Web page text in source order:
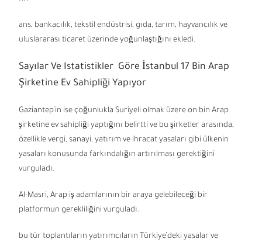
ans, bankacılık, tekstil endüstrisi, gıda, tarım, hayvancılık ve
uluslararası ticaret üzerinde yoğunlaştığını ekledi.
Sayılar Ve Istatistikler Göre İstanbul 17 Bin Arap
Şirketine Ev Sahipliği Yapıyor
Gaziantep’in ise çoğunlukla Suriyeli olmak üzere on bin Arap
şirketine ev sahipliği yaptığını belirtti ve bu şirketler arasında,
özellikle vergi, sanayi, yatırım ve ihracat yasaları gibi ülkenin
yasaları konusunda farkındalığın artırılması gerektiğini
vurguladı.
Al-Masri, Arap iş adamlarının bir araya gelebileceği bir
platformun gerekliliğini vurguladı.
bu tür toplantıların yatırımcıların Türkiye’deki yasalar ve